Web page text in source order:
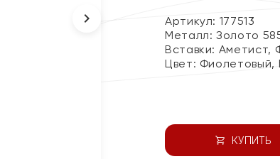
Артикул: 177513
Металл:Золото
Вставки: Аметист,
Цвет: Фиолетовый,
КУПИТЬ